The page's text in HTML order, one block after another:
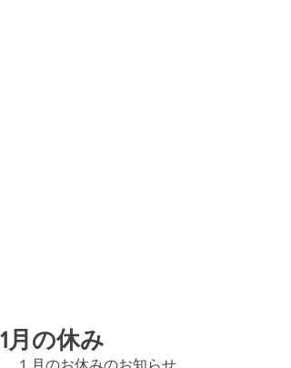
1月の休み
１月のお休みのお知らせ